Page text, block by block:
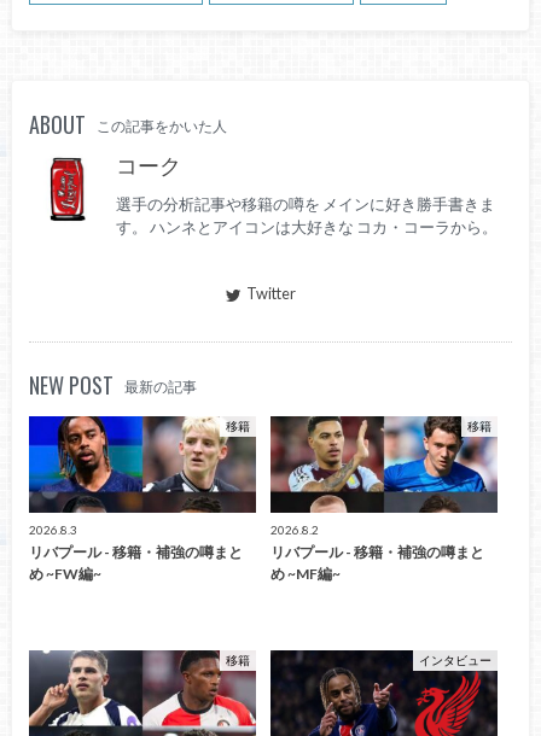
ABOUT この記事をかいた人
コーク
選手の分析記事や移籍の噂を メインに好き勝手書きま
す。 ハンネとアイコンは大好きな コカ・コーラから。
Twitter
NEW POST 最新の記事
移籍
2026.8.3
リバプール - 移籍・補強の噂まと
め ~FW編~
移籍
2026.8.2
リバプール - 移籍・補強の噂まと
め ~MF編~
移籍 インタビュー